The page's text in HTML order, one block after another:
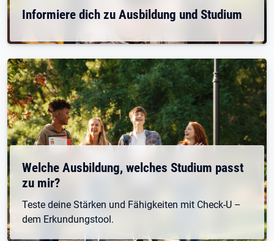
Informiere dich zu Ausbildung und Studium
Welche Ausbildung, welches Studium passt
zu mir?
Teste deine Stärken und Fähigkeiten mit Check-U –
dem Erkundungstool.